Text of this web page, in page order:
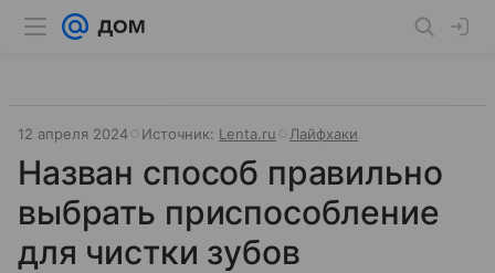
12 апреля 2024 Источник: Lenta.ru Лайфхаки
Назван способ правильно
выбрать приспособление
для чистки зубов